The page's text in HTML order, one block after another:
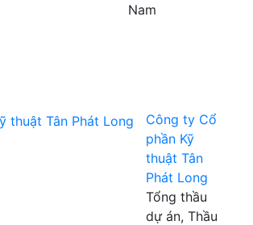
Nam
Công ty Cổ
phần Kỹ
thuật Tân
Phát Long
Tổng thầu
dự án, Thầu